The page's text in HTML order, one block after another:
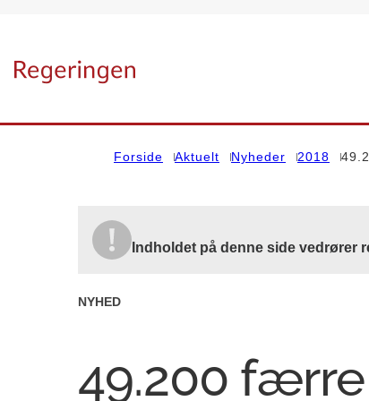
Forside Aktuelt Nyheder 2018
Indholdet på denne side vedrører
NYHED
49.200